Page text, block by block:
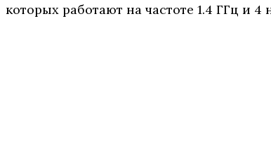
которых работают на частоте 1.4 ГГц и 4